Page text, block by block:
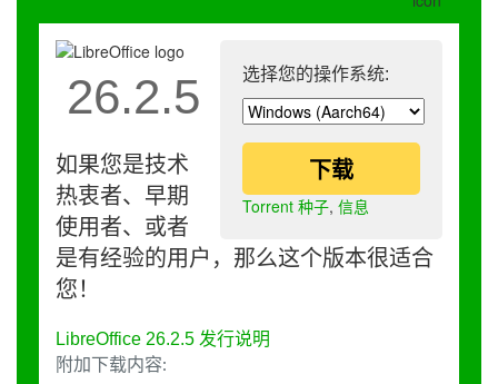
选择您的操作系统:
下载
Torrent 种子, 信息
26.2.5
如果您是技术
热衷者、早期
使用者、或者
是有经验的用户，那么这个版本很适合
您！
LibreOffice 26.2.5 发行说明
附加下载内容: